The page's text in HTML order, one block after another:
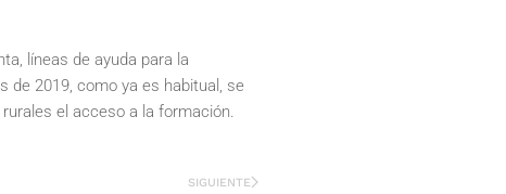
líneas de ayuda para la
de 2019, como ya es habitual, se
el acceso a la formación.
SIGUIENTE